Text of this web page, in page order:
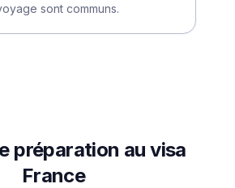
sont communs.
préparation au visa
France